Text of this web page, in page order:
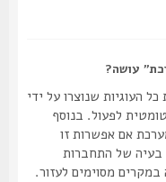
שנוצרו על ידי
לפעול. בנוסף
אם אפשרות זו
של התחברות
מסוימים לעזור.